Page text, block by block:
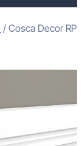
/ Cosca Decor RP